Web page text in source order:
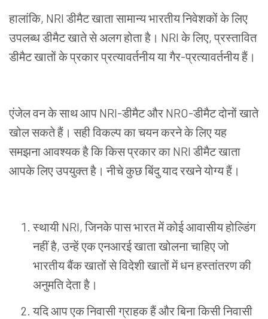
हालांकि, NRI डीमैटखातासामान्यभारतीयनिवेशकोंकेलिए
उपलब्धडीमैटखातेसेअलगहोताहै। NRI केलिए,प्रस्तावित
डीमैटखातोंकेप्रकारप्रत्यावर्तनीययागैर-प्रत्यावर्तनीयहैं।
एंजेलवनकेसाथआप NRI-डीमैटऔर NRO-डीमैटदोनोंखाते
खोलसकतेहैं। सहीविकल्पकाचयनकरनेकेलिएयह
समझनाआवश्यकहैकिकिसप्रकारका NRI डीमैटखाता
आपकेलिएउपयुक्तहै। नीचेकुछबिंदुयादरखनेयोग्यहैं।
स्थायी NRI, जिनके पास भारत में कोई आवासीय होल्डिंग
नहीं है, उन्हें एक एनआरई खाता खोलना चाहिए जो
भारतीय बैंक खातों से विदेशी खातों में धन हस्तांतरण की
अनुमति देता है।
यदिआपएकनिवासीग्राहकहैंऔरबिनाकिसीनिवासी